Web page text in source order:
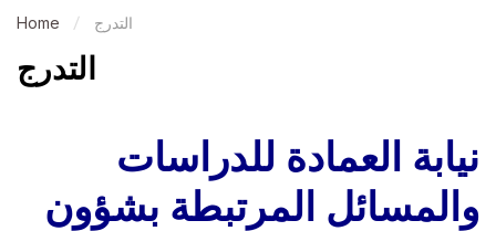
Home التدرج
التدرج
نيابة العمادة للدراسات
والمسائل المرتبطة بشؤون